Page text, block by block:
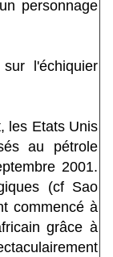
personnage
l'échiquier
les Etats Unis
au pétrole
2001.
(cf Sao
commencé à
grâce à